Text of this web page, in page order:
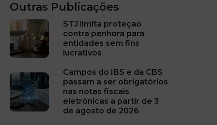
Outras Publicações
STJ limita proteção
contra penhora para
entidades sem fins
lucrativos
Campos do IBS e da CBS
passam a ser obrigatórios
nas notas fiscais
eletrônicas a partir de 3
de agosto de 2026